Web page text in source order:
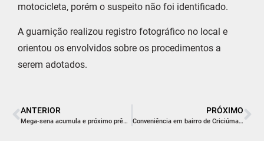
motocicleta, porém o suspeito não foi identificado.
A guarnição realizou registro fotográfico no local e
orientou os envolvidos sobre os procedimentos a
serem adotados.
ANTERIOR
Mega-sena acumula e próximo prêmio será de R$ 300 milhões
PRÓXIMO
Conveniência em bairro de Criciúma tem furto registrado por câmeras de monitoramento